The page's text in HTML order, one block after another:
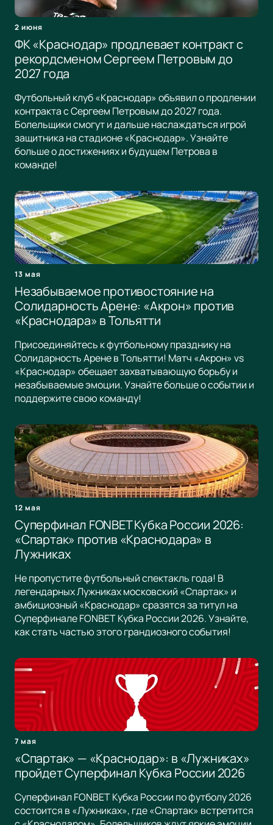
2 июня
ФК «Краснодар» продлевает контракт с
рекордсменом Сергеем Петровым до
2027 года
Футбольный клуб «Краснодар» объявил о продлении
контракта с Сергеем Петровым до 2027 года.
Болельщики смогут и дальше наслаждаться игрой
защитника на стадионе «Краснодар». Узнайте
больше о достижениях и будущем Петрова в
команде!
13 мая
Незабываемое противостояние на
Солидарность Арене: «Акрон» против
«Краснодара» в Тольятти
Присоединяйтесь к футбольному празднику на
Солидарность Арене в Тольятти! Матч «Акрон» vs
«Краснодар» обещает захватывающую борьбу и
незабываемые эмоции. Узнайте больше о событии и
поддержите свою команду!
12 мая
Суперфинал FONBET Кубка России 2026:
«Спартак» против «Краснодара» в
Лужниках
Не пропустите футбольный спектакль года! В
легендарных Лужниках московский «Спартак» и
амбициозный «Краснодар» сразятся за титул на
Суперфинале FONBET Кубка России 2026. Узнайте,
как стать частью этого грандиозного события!
7 мая
«Спартак» — «Краснодар»: в «Лужниках»
пройдет Суперфинал Кубка России 2026
Суперфинал FONBET Кубка России по футболу 2026
состоится в «Лужниках», где «Спартак» встретится